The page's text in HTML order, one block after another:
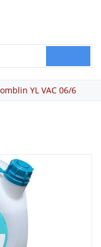
YL VAC 06/6